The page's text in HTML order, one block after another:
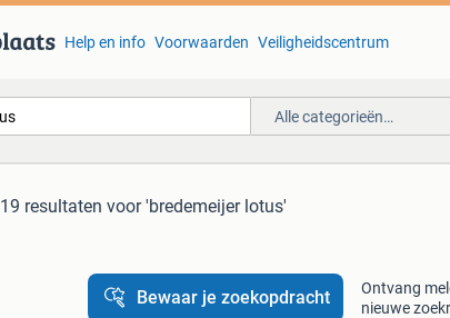
Help en info Voorwaarden Veiligheidscentrum
Alle categorieën…
19 resultaten voor 'bredemeijer lotus'
Bewaar je zoekopdracht
Ontvang
nieuwe